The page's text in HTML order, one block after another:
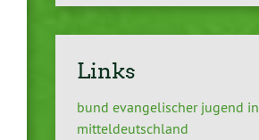
Links
bund evangelischer jugend in
mitteldeutschland